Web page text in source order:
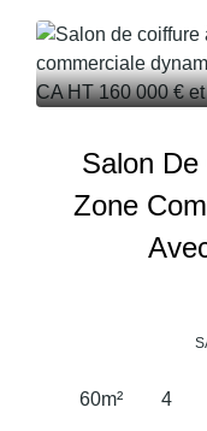
Salon
Zone
60m² 4